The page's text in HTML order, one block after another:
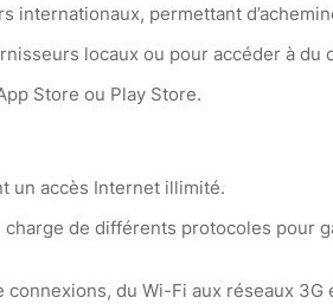
internationaux, permettant
locaux ou pour accéder à du
Store ou Play Store.
un accès Internet illimité.
de différents protocoles pour
du Wi-Fi aux réseaux